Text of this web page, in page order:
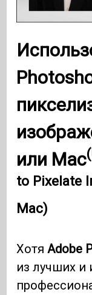
или Mac
to Pixelate
Mac)
Хотя Adobe
из лучших и